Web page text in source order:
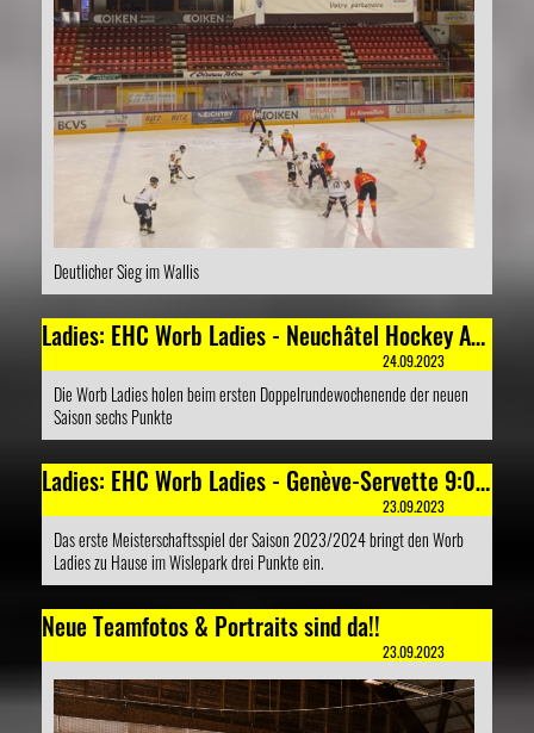
Deutlicher Sieg im Wallis
Ladies: EHC Worb Ladies - Neuchâtel Hockey Academy 7:2 (3:1;3:1;1:0)
24.09.2023
Die Worb Ladies holen beim ersten Doppelrundewochenende der neuen
Saison sechs Punkte
Ladies: EHC Worb Ladies - Genève-Servette 9:0 (3:0;5:0;1:0)
23.09.2023
Das erste Meisterschaftsspiel der Saison 2023/2024 bringt den Worb
Ladies zu Hause im Wislepark drei Punkte ein.
Neue Teamfotos & Portraits sind da!!
23.09.2023